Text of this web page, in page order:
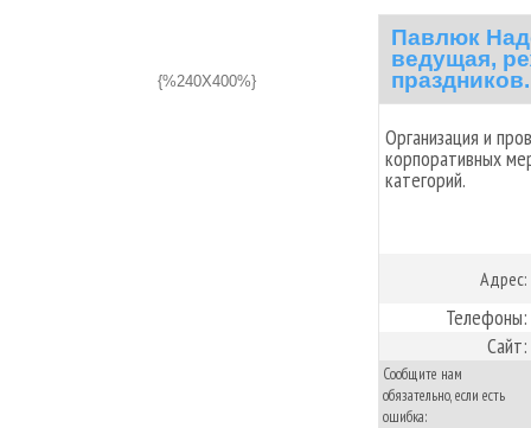
{%240X400%}
Павлюк
ведущая,
праздников.
Организация и
корпоративных
категорий.
Адрес:
Телефоны:
Сайт:
Сообщите нам
обязательно, если есть
ошибка: